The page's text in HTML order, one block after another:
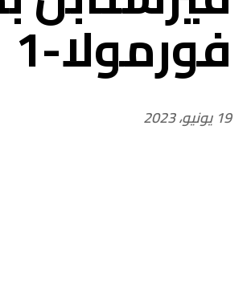
فورمولا-1
19 يونيو، 2023